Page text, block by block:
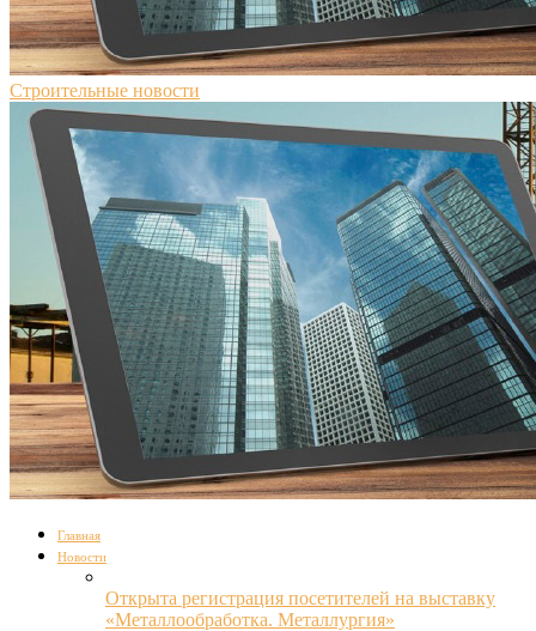
Строительные новости
Главная
Новости
Открыта регистрация посетителей на выставку
«Металлообработка. Металлургия»